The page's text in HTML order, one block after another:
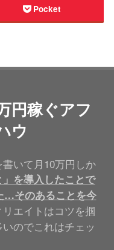
Pocket
円稼ぐアフ
ウ
いて月10万円しか
」を導入したことで
…そのあることを今
リエイトはコツを掴
のでこれはチェッ